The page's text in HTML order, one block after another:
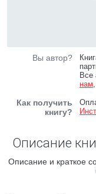
Вы автор?
Все
нам
Как получить
книгу?
Описание
Описание и краткое